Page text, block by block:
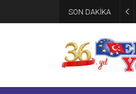
SON DAKİKA